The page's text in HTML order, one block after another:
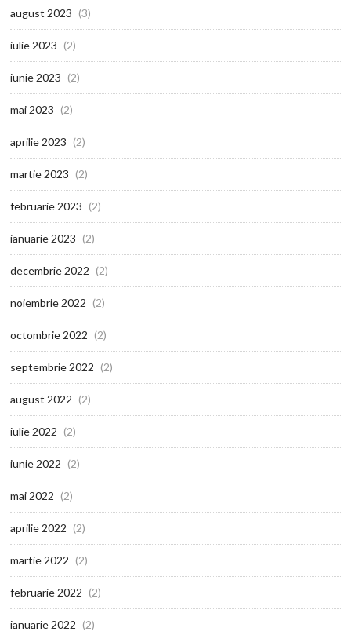
august 2023 (3)
iulie 2023 (2)
iunie 2023 (2)
mai 2023 (2)
aprilie 2023 (2)
martie 2023 (2)
februarie 2023 (2)
ianuarie 2023 (2)
decembrie 2022 (2)
noiembrie 2022 (2)
octombrie 2022 (2)
septembrie 2022 (2)
august 2022 (2)
iulie 2022 (2)
iunie 2022 (2)
mai 2022 (2)
aprilie 2022 (2)
martie 2022 (2)
februarie 2022 (2)
ianuarie 2022 (2)